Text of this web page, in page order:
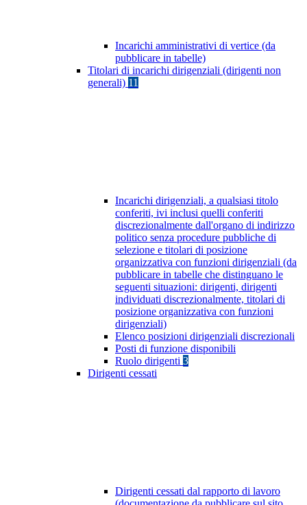
Incarichi amministrativi di vertice (da
pubblicare in tabelle)
Titolari di incarichi dirigenziali (dirigenti non
generali) 11
Incarichi dirigenziali, a qualsiasi titolo
conferiti, ivi inclusi quelli conferiti
discrezionalmente dall'organo di indirizzo
politico senza procedure pubbliche di
selezione e titolari di posizione
organizzativa con funzioni dirigenziali (da
pubblicare in tabelle che distinguano le
seguenti situazioni: dirigenti, dirigenti
individuati discrezionalmente, titolari di
posizione organizzativa con funzioni
dirigenziali)
Elenco posizioni dirigenziali discrezionali
Posti di funzione disponibili
Ruolo dirigenti 3
Dirigenti cessati
Dirigenti cessati dal rapporto di lavoro